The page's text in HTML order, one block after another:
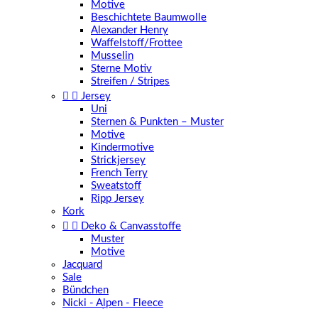
Motive
Beschichtete Baumwolle
Alexander Henry
Waffelstoff/Frottee
Musselin
Sterne Motiv
Streifen / Stripes
  Jersey
Uni
Sternen & Punkten – Muster
Motive
Kindermotive
Strickjersey
French Terry
Sweatstoff
Ripp Jersey
Kork
  Deko & Canvasstoffe
Muster
Motive
Jacquard
Sale
Bündchen
Nicki - Alpen - Fleece